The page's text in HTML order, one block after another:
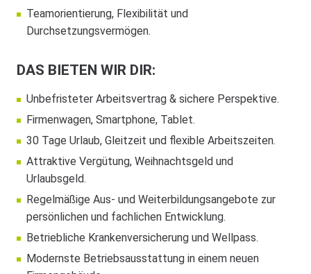
Teamorientierung, Flexibilität und
Durchsetzungsvermögen.
DAS BIETEN WIR DIR:
Unbefristeter Arbeitsvertrag & sichere Perspektive.
Firmenwagen, Smartphone, Tablet.
30 Tage Urlaub, Gleitzeit und flexible Arbeitszeiten.
Attraktive Vergütung, Weihnachtsgeld und
Urlaubsgeld.
Regelmäßige Aus- und Weiterbildungsangebote zur
persönlichen und fachlichen Entwicklung.
Betriebliche Krankenversicherung und Wellpass.
Modernste Betriebsausstattung in einem neuen